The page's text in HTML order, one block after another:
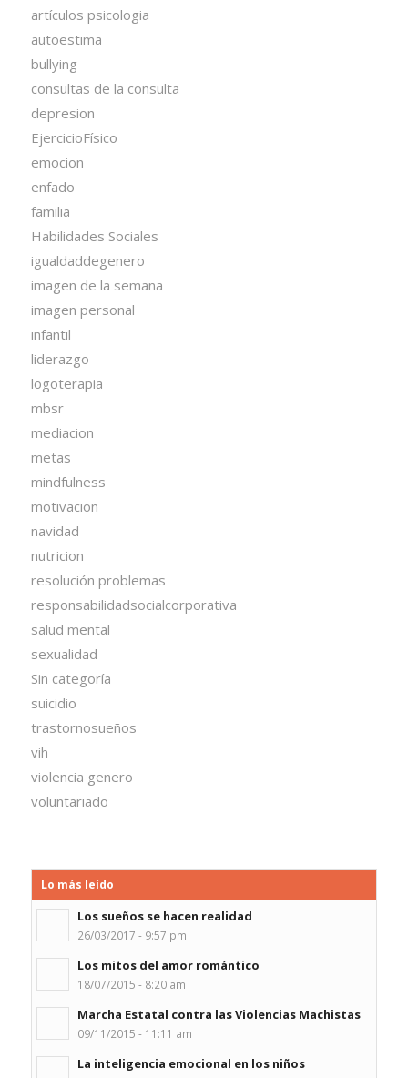
artículos psicologia
autoestima
bullying
consultas de la consulta
depresion
EjercicioFísico
emocion
enfado
familia
Habilidades Sociales
igualdaddegenero
imagen de la semana
imagen personal
infantil
liderazgo
logoterapia
mbsr
mediacion
metas
mindfulness
motivacion
navidad
nutricion
resolución problemas
responsabilidadsocialcorporativa
salud mental
sexualidad
Sin categoría
suicidio
trastornosueños
vih
violencia genero
voluntariado
Lo más leído
Los sueños se hacen realidad
26/03/2017 - 9:57 pm
Los mitos del amor romántico
18/07/2015 - 8:20 am
Marcha Estatal contra las Violencias Machistas
09/11/2015 - 11:11 am
La inteligencia emocional en los niños